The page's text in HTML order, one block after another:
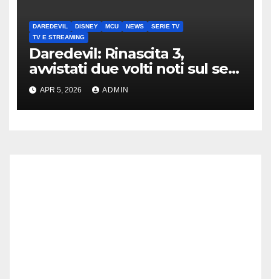
DAREDEVIL DISNEY MCU NEWS
SERIE TV
TV E STREAMING
Daredevil: Rinascita 3,
avvistati due volti noti sul set
di New York
APR 5, 2026 ADMIN